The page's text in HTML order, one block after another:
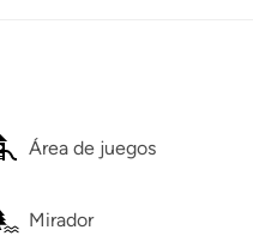
Área de juegos
Mirador